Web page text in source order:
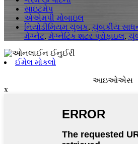
સાઇટમેપ
એએમપી મોબાઇલ
નિયોડીમિયમ ચુંબક, ચુંબકીય
મેગ્નેટ, મેગ્નેટિક શટર પ્રોફાઇલ,
ઈમેલ મોકલો
આઇઓએસ
x